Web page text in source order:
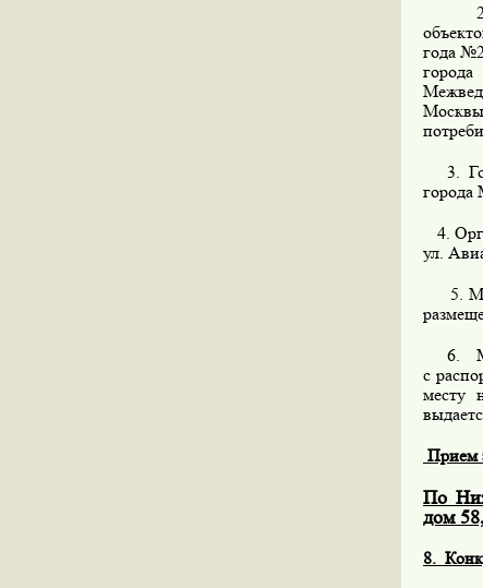
2.
года
Москвы
3.
города
4.
ул.
5.
6.
с
месту
Прием
По
дом
8.